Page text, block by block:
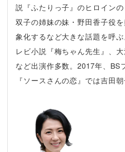
説『ふたりっ子』のヒロインの
双子の姉妹の妹・野田香子役
象化するなど大きな話題を呼
レビ小説『梅ちゃん先生』、大
など出演作多数。2017年、BS
『ソースさんの恋』では吉田朝